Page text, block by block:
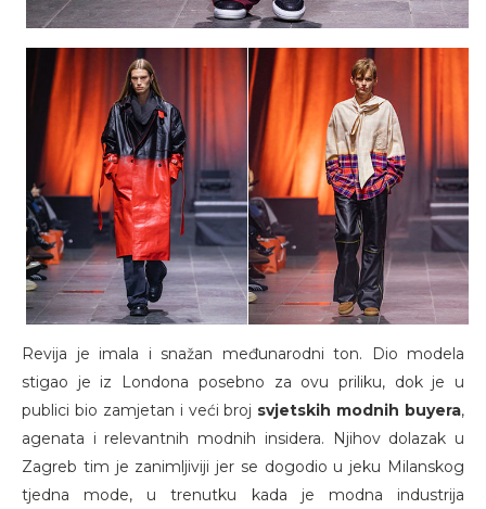
Revija je imala i snažan međunarodni ton. Dio modela
stigao je iz Londona posebno za ovu priliku, dok je u
publici bio zamjetan i veći broj svjetskih modnih buyera,
agenata i relevantnih modnih insidera. Njihov dolazak u
Zagreb tim je zanimljiviji jer se dogodio u jeku Milanskog
tjedna mode, u trenutku kada je modna industrija